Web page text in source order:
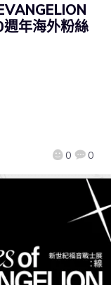
年海外粉絲
0 0